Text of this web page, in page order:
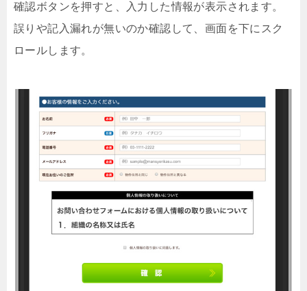
確認ボタンを押すと、入力した情報が表示されます。
誤りや記入漏れが無いのか確認して、画面を下にスク
ロールします。